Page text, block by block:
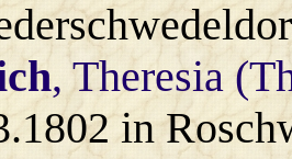
, Theresia
in